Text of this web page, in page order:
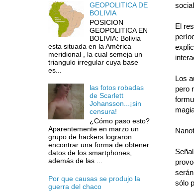
El
Los
pero
sólo
GEOPOLITICA DE
BOLIVIA
POSICION
GEOPOLITICA EN
BOLIVIA: Bolivia
esta situada en la América
meridional , la cual semeja un
triangulo irregular cuya base
es...
las fotos robadas
de Scarlett
Johansson...¡sin
censura!
¿Cómo paso esto?
Aparentemente en marzo un
grupo de hackers lograron
encontrar una forma de obtener
datos de los smartphones,
además de las ...
Por que causas se produjo la
guerra del chaco